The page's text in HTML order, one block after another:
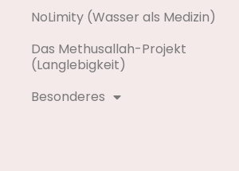
NoLimity (Wasser als Medizin)
Das Methusallah-Projekt
(Langlebigkeit)
Besonderes